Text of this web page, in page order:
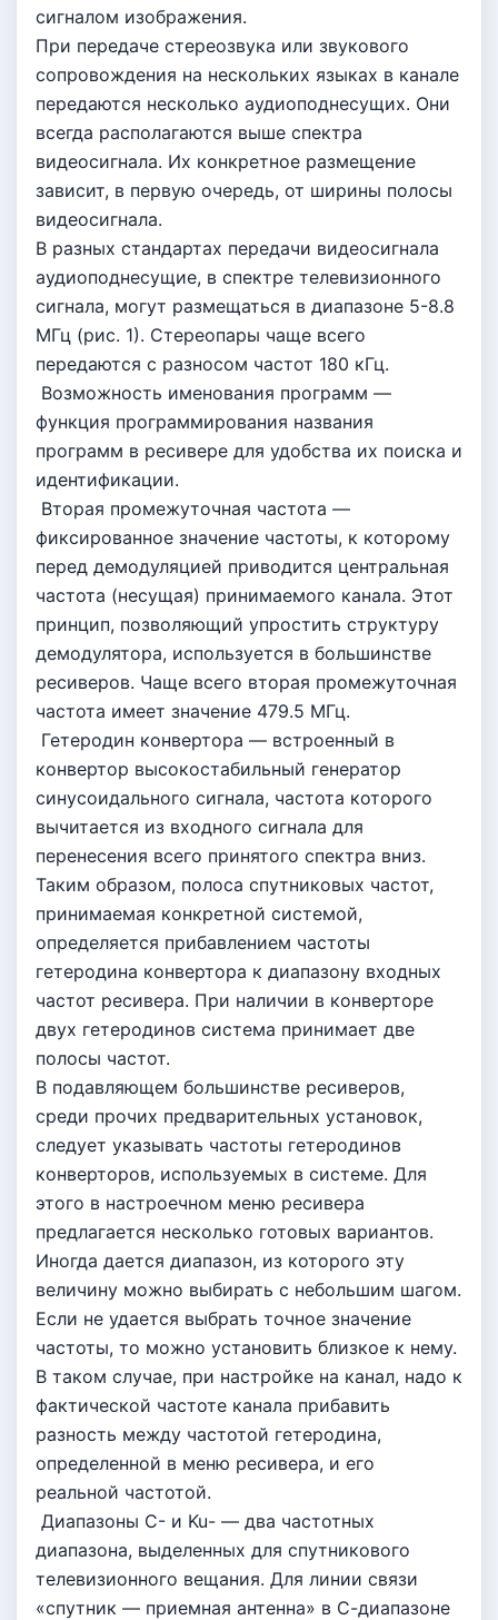
сигналом изображения.
При передаче стереозвука или звукового
сопровождения на нескольких языках в канале
передаются несколько аудиоподнесущих. Они
всегда располагаются выше спектра
видеосигнала. Их конкретное размещение
зависит, в первую очередь, от ширины полосы
видеосигнала.
В разных стандартах передачи видеосигнала
аудиоподнесущие, в спектре телевизионного
сигнала, могут размещаться в диапазоне 5-8.8
МГц (рис. 1). Стереопары чаще всего
передаются с разносом частот 180 кГц.
Возможность именования программ —
функция программирования названия
программ в ресивере для удобства их поиска и
идентификации.
Вторая промежуточная частота —
фиксированное значение частоты, к которому
перед демодуляцией приводится центральная
частота (несущая) принимаемого канала. Этот
принцип, позволяющий упростить структуру
демодулятора, используется в большинстве
ресиверов. Чаще всего вторая промежуточная
частота имеет значение 479.5 МГц.
Гетеродин конвертора — встроенный в
конвертор высокостабильный генератор
синусоидального сигнала, частота которого
вычитается из входного сигнала для
перенесения всего принятого спектра вниз.
Таким образом, полоса спутниковых частот,
принимаемая конкретной системой,
определяется прибавлением частоты
гетеродина конвертора к диапазону входных
частот ресивера. При наличии в конверторе
двух гетеродинов система принимает две
полосы частот.
В подавляющем большинстве ресиверов,
среди прочих предварительных установок,
следует указывать частоты гетеродинов
конверторов, используемых в системе. Для
этого в настроечном меню ресивера
предлагается несколько готовых вариантов.
Иногда дается диапазон, из которого эту
величину можно выбирать с небольшим шагом.
Если не удается выбрать точное значение
частоты, то можно установить близкое к нему.
В таком случае, при настройке на канал, надо к
фактической частоте канала прибавить
разность между частотой гетеродина,
определенной в меню ресивера, и его
реальной частотой.
Диапазоны С- и Ku- — два частотных
диапазона, выделенных для спутникового
телевизионного вещания. Для линии связи
«спутник — приемная антенна» в С-диапазоне